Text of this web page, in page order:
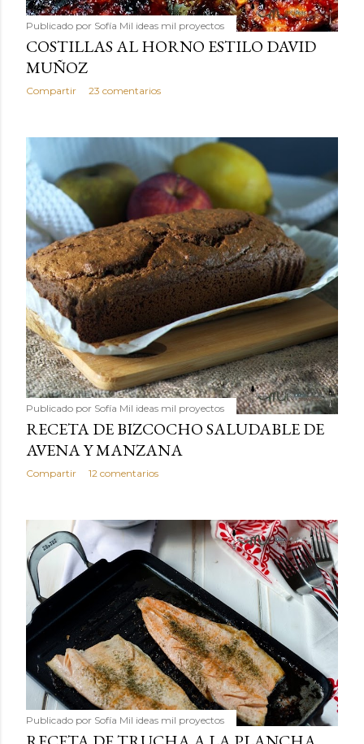
Publicado por Sofía Mil ideas mil proyectos
COSTILLAS AL HORNO ESTILO DAVID
MUÑOZ
Compartir 23 comentarios
Publicado por Sofía Mil ideas mil proyectos
RECETA DE BIZCOCHO SALUDABLE DE
AVENA Y MANZANA
Compartir 12 comentarios
Publicado por Sofía Mil ideas mil proyectos